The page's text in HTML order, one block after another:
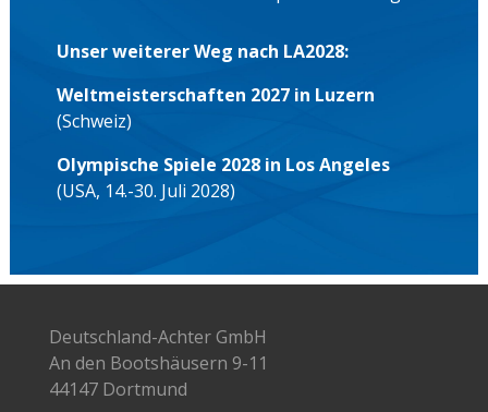
Unser weiterer Weg nach LA2028:
Weltmeisterschaften 2027 in Luzern
(Schweiz)
Olympische Spiele 2028 in Los Angeles
(USA, 14.-30. Juli 2028)
Deutschland-Achter GmbH
An den Bootshäusern 9-11
44147 Dortmund